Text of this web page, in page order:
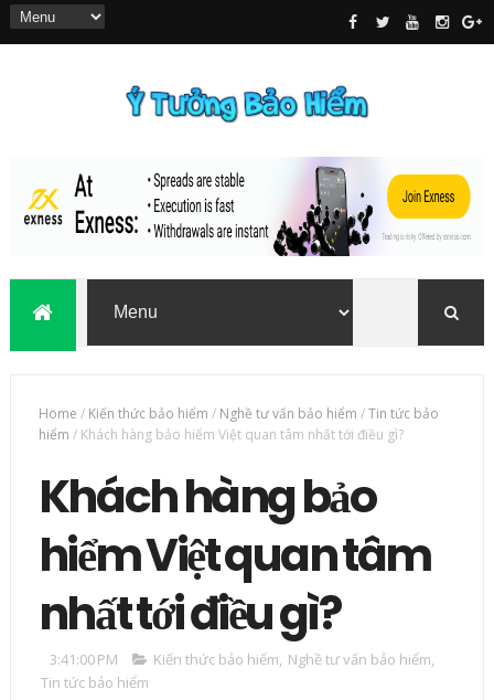
Home / Kiến thức bảo hiểm / Nghề tư vấn bảo hiểm /Tin tức bảo
hiểm / Khách hàng bảo hiểm Việt quan tâm nhất tới điều gì?
Khách hàng bảo
hiểm Việt quan tâm
nhất tới điều gì?
3:41:00 PM Kiến thức bảo hiểm, Nghề tư vấn bảo hiểm,
Tin tức bảo hiểm